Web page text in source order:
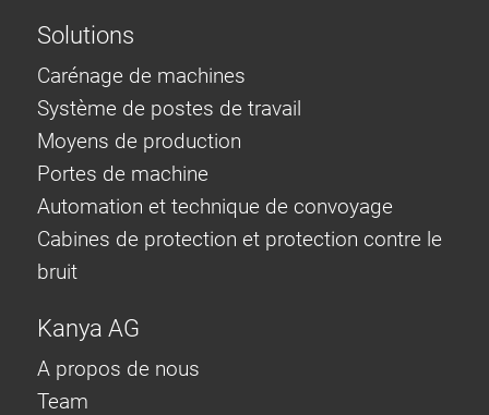
Solutions
Carénage de machines
Système de postes de travail
Moyens de production
Portes de machine
Automation et technique de convoyage
Cabines de protection et protection contre le
bruit
Kanya AG
A propos de nous
Team